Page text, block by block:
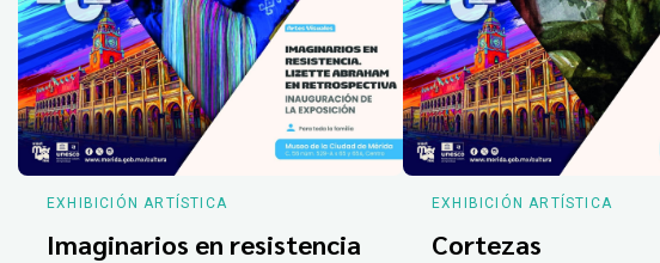
EXHIBICIÓN ARTÍSTICA
Imaginarios en resistencia
EXHIBICIÓN ARTÍSTICA
Cortezas